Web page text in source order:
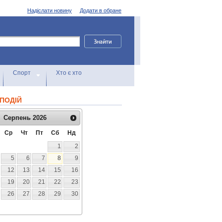
Додати в обране
Надіслати новину
Спорт Хто є хто
Серпень 2026
Ср Чт Пт Сб
Нд
1
2
5 6 7 8
9
12 13 14 15
16
19 20 21 22
23
26 27 28 29
30